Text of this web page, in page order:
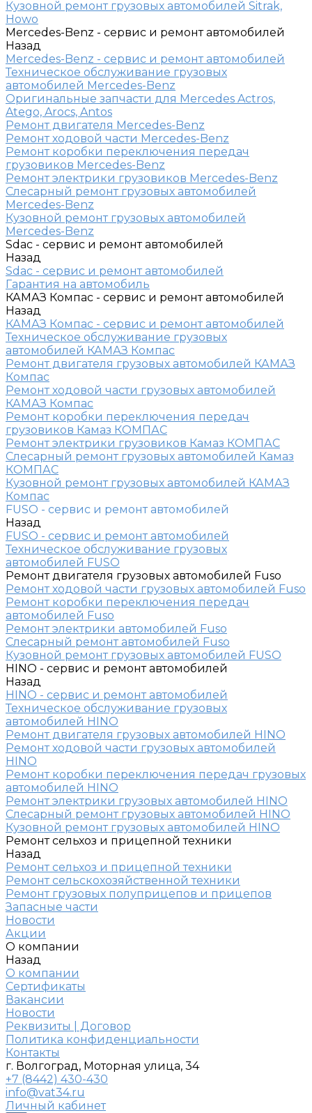
Кузовной ремонт грузовых автомобилей Sitrak,
Howo
Mercedes-Benz - сервис и ремонт автомобилей
Назад
Mercedes-Benz - сервис и ремонт автомобилей
Техническое обслуживание грузовых
автомобилей Mercedes-Benz
Оригинальные запчасти для Mercedes Actros,
Atego, Arocs, Antos
Ремонт двигателя Mercedes-Benz
Ремонт ходовой части Mercedes-Benz
Ремонт коробки переключения передач
грузовиков Mercedes-Benz
Ремонт электрики грузовиков Mercedes-Benz
Слесарный ремонт грузовых автомобилей
Mercedes-Benz
Кузовной ремонт грузовых автомобилей
Mercedes-Benz
Sdac - сервис и ремонт автомобилей
Назад
Sdac - сервис и ремонт автомобилей
Гарантия на автомобиль
КАМАЗ Компас - сервис и ремонт автомобилей
Назад
КАМАЗ Компас - сервис и ремонт автомобилей
Техническое обслуживание грузовых
автомобилей КАМАЗ Компас
Ремонт двигателя грузовых автомобилей КАМАЗ
Компас
Ремонт ходовой части грузовых автомобилей
КАМАЗ Компас
Ремонт коробки переключения передач
грузовиков Камаз КОМПАС
Ремонт электрики грузовиков Камаз КОМПАС
Слесарный ремонт грузовых автомобилей Камаз
КОМПАС
Кузовной ремонт грузовых автомобилей КАМАЗ
Компас
FUSO - сервис и ремонт автомобилей
Назад
FUSO - сервис и ремонт автомобилей
Техническое обслуживание грузовых
автомобилей FUSO
Ремонт двигателя грузовых автомобилей Fuso
Ремонт ходовой части грузовых автомобилей Fuso
Ремонт коробки переключения передач
автомобилей Fuso
Ремонт электрики автомобилей Fuso
Слесарный ремонт автомобилей Fuso
Кузовной ремонт грузовых автомобилей FUSO
HINO - сервис и ремонт автомобилей
Назад
HINO - сервис и ремонт автомобилей
Техническое обслуживание грузовых
автомобилей HINO
Ремонт двигателя грузовых автомобилей HINO
Ремонт ходовой части грузовых автомобилей
HINO
Ремонт коробки переключения передач грузовых
автомобилей HINO
Ремонт электрики грузовых автомобилей HINO
Слесарный ремонт грузовых автомобилей HINO
Кузовной ремонт грузовых автомобилей HINO
Ремонт сельхоз и прицепной техники
Назад
Ремонт сельхоз и прицепной техники
Ремонт сельскохозяйственной техники
Ремонт грузовых полуприцепов и прицепов
Запасные части
Новости
Акции
О компании
Назад
О компании
Сертификаты
Вакансии
Новости
Реквизиты | Договор
Политика конфиденциальности
Контакты
г. Волгоград, Моторная улица, 34
+7 (8442) 430-430
info@vat34.ru
Личный кабинет